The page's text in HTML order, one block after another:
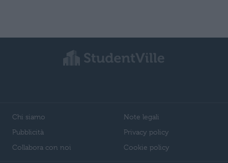
Chi siamo
Pubblicità
Collabora con noi
Note legali
Privacy policy
Cookie policy